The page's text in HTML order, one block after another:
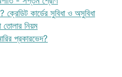
ক্রেডিট কার্ডের সুবিধা ও অসুবিধা
তোলার নিয়ম
প্রকারভেদ?